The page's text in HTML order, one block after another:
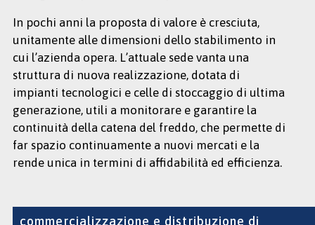
In pochi anni la proposta di valore è cresciuta,
unitamente alle dimensioni dello stabilimento in
cui l’azienda opera. L’attuale sede vanta una
struttura di nuova realizzazione, dotata di
impianti tecnologici e celle di stoccaggio di ultima
generazione, utili a monitorare e garantire la
continuità della catena del freddo, che permette di
far spazio continuamente a nuovi mercati e la
rende unica in termini di affidabilità ed efficienza.
commercializzazione e distribuzione di